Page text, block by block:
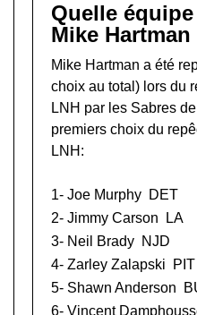
Quelle
Mike Hartman
Mike Hartman a été
choix au total) lors du
LNH par les Sabres
premiers choix du
LNH:
1- Joe Murphy DET
2- Jimmy Carson
LA
3- Neil Brady NJD
4- Zarley Zalapski
PIT
5- Shawn Anderson
6- Vincent